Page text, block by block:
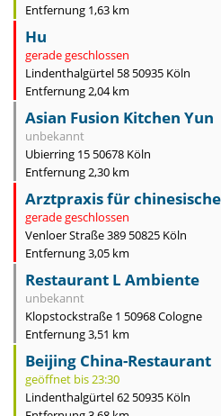
Entfernung 1,63 km
Hu
gerade geschlossen
Lindenthalgürtel 58 50935 Köln
Entfernung 2,04 km
Asian Fusion Kitchen Yun
unbekannt
Ubierring 15 50678 Köln
Entfernung 2,30 km
Arztpraxis für
gerade geschlossen
Venloer Straße 389 50825 Köln
Entfernung 3,05 km
Restaurant L Ambiente
unbekannt
Klopstockstraße 1 50968 Cologne
Entfernung 3,51 km
Beijing China-Restaurant
geöffnet bis 23:30
Lindenthalgürtel 62 50935 Köln